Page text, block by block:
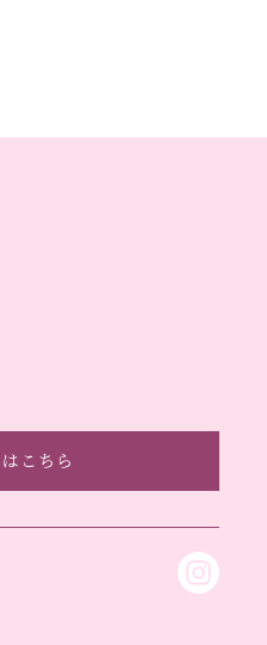
スリース
レゼント
長
イベント
こちら